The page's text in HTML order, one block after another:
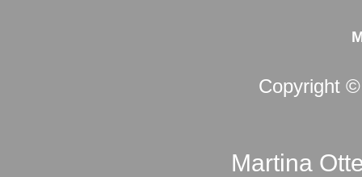
Copyright
Martina